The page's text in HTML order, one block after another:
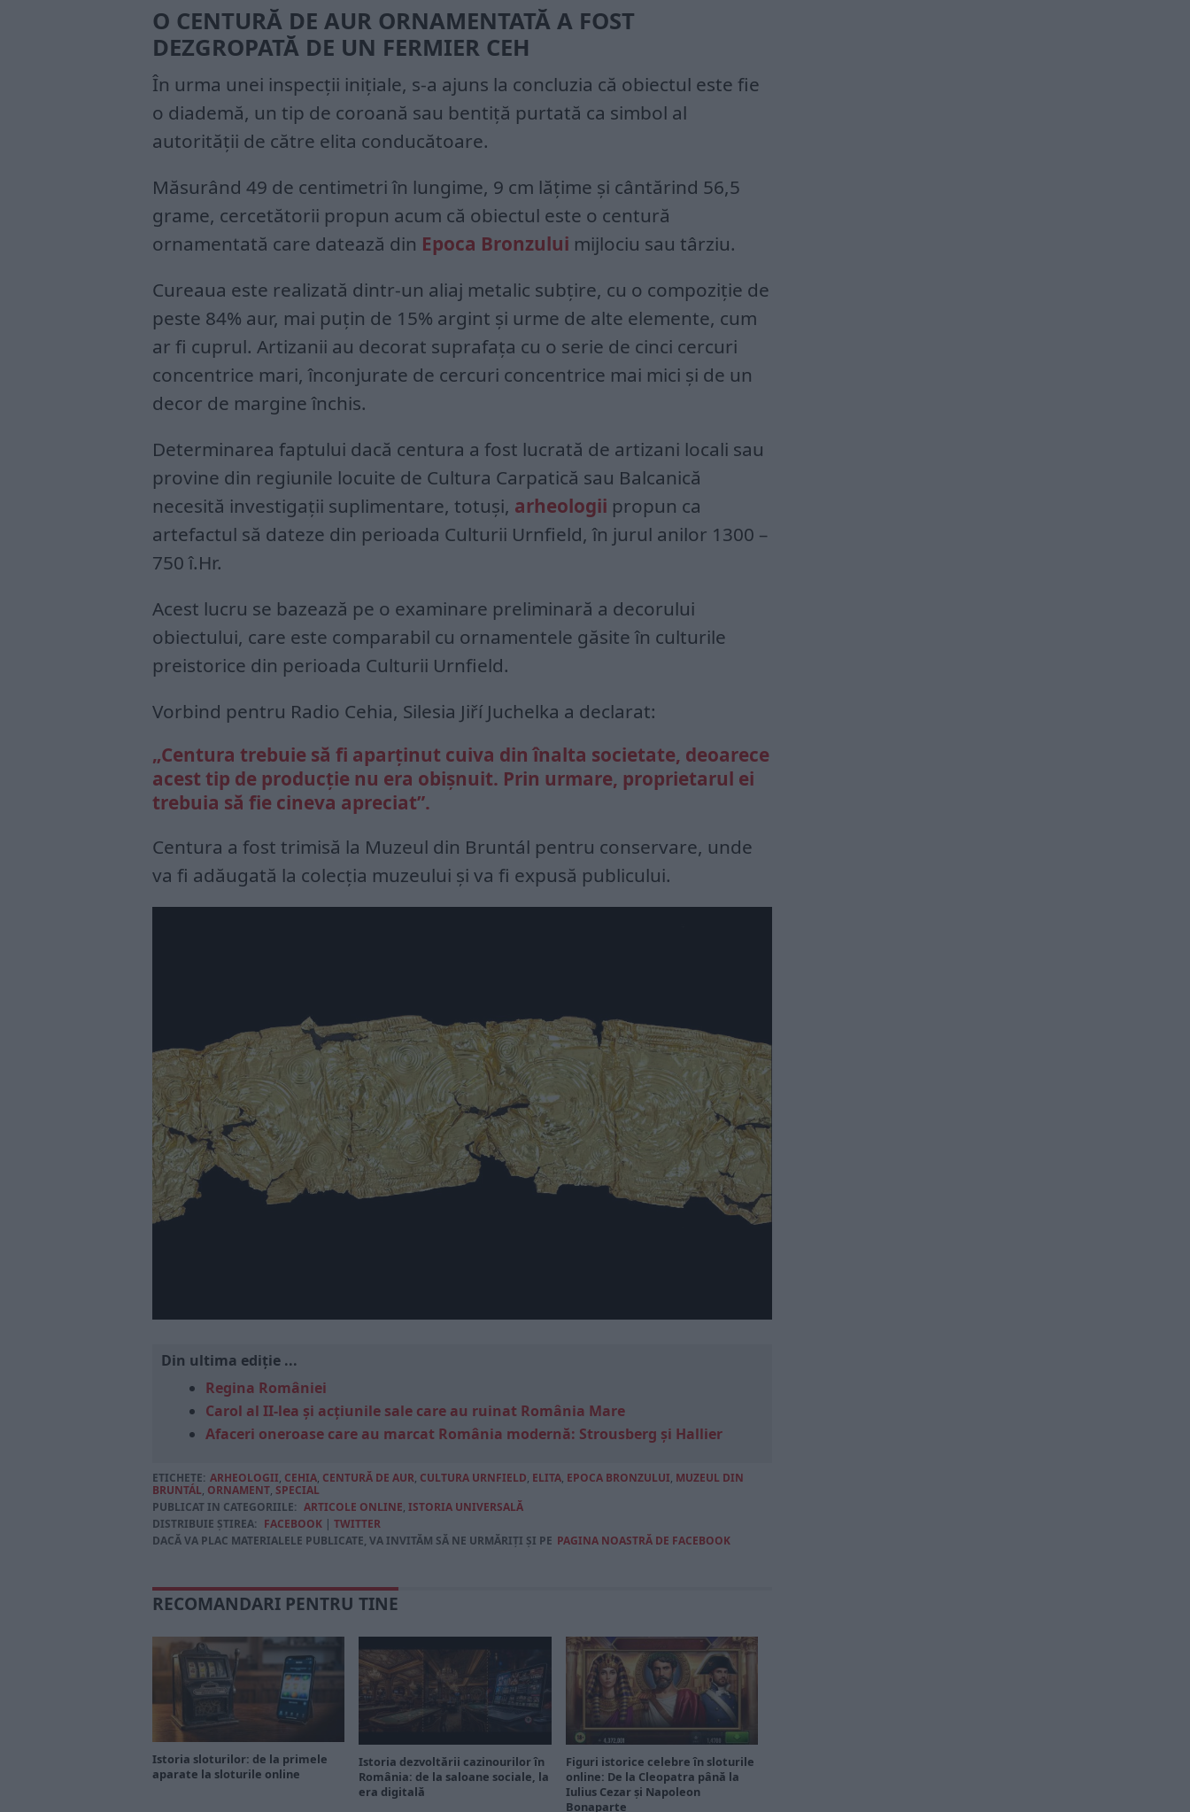
O CENTURĂ DE AUR ORNAMENTATĂ A FOST
DEZGROPATĂ DE UN FERMIER CEH
În urma unei inspecții inițiale, s-a ajuns la concluzia că obiectul este fie
o diademă, un tip de coroană sau bentiță purtată ca simbol al
autorității de către elita conducătoare.
Măsurând 49 de centimetri în lungime, 9 cm lățime și cântărind 56,5
grame, cercetătorii propun acum că obiectul este o centură
ornamentată care datează din Epoca Bronzului mijlociu sau târziu.
Cureaua este realizată dintr-un aliaj metalic subțire, cu o compoziție de
peste 84% aur, mai puțin de 15% argint și urme de alte elemente, cum
ar fi cuprul. Artizanii au decorat suprafața cu o serie de cinci cercuri
concentrice mari, înconjurate de cercuri concentrice mai mici și de un
decor de margine închis.
Determinarea faptului dacă centura a fost lucrată de artizani locali sau
provine din regiunile locuite de Cultura Carpatică sau Balcanică
necesită investigații suplimentare, totuși, arheologii propun ca
artefactul să dateze din perioada Culturii Urnfield, în jurul anilor 1300 –
750 î.Hr.
Acest lucru se bazează pe o examinare preliminară a decorului
obiectului, care este comparabil cu ornamentele găsite în culturile
preistorice din perioada Culturii Urnfield.
Vorbind pentru Radio Cehia, Silesia Jiří Juchelka a declarat:
„Centura trebuie să fi aparținut cuiva din înalta societate, deoarece
acest tip de producție nu era obișnuit. Prin urmare, proprietarul ei
trebuia să fie cineva apreciat”.
Centura a fost trimisă la Muzeul din Bruntál pentru conservare, unde
va fi adăugată la colecția muzeului și va fi expusă publicului.
Din ultima ediție ...
Regina României
Carol al II-lea și acțiunile sale care au ruinat România Mare
Afaceri oneroase care au marcat România modernă: Strousberg și Hallier
ETICHETE: ARHEOLOGII, CEHIA, CENTURĂ DE AUR, CULTURA URNFIELD, ELITA, EPOCA BRONZULUI, MUZEUL DIN
BRUNTÁL, ORNAMENT, SPECIAL
PUBLICAT IN CATEGORIILE: ARTICOLE ONLINE, ISTORIA UNIVERSALĂ
DISTRIBUIE ȘTIREA: FACEBOOK | TWITTER
DACĂ VA PLAC MATERIALELE PUBLICATE, VA INVITĂM SĂ NE URMĂRIȚI ȘI PE PAGINA NOASTRĂ DE FACEBOOK
RECOMANDARI PENTRU TINE
Istoria sloturilor: de la primele
aparate la sloturile online
Istoria dezvoltării cazinourilor în
România: de la saloane sociale, la
era digitală
Figuri istorice celebre în sloturile
online: De la Cleopatra până la
Iulius Cezar și Napoleon
Bonaparte